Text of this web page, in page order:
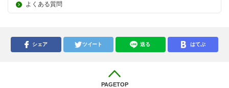
よくある質問
シェア ツイート 送る はてぶ
PAGETOP